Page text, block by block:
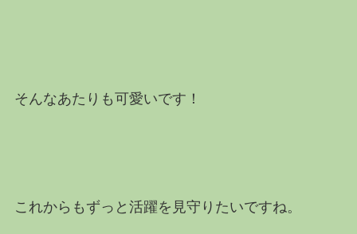
そんなあたりも可愛いです！
これからもずっと活躍を見守りたいですね。